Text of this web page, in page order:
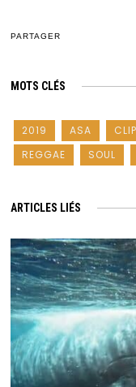
PARTAGER
MOTS CLÉS
2019 ASA CLIP
REGGAE
SOUL
ARTICLES LIÉS